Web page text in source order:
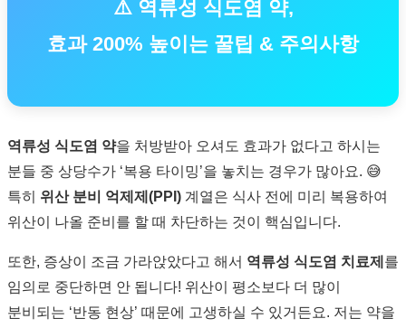
⚠️ 역류성 식도염 약,
효과 200% 높이는 꿀팁 & 주의사항
역류성 식도염 약을 처방받아 오셔도 효과가 없다고 하시는
분들 중 상당수가 ‘복용 타이밍’을 놓치는 경우가 많아요. 😅
특히 위산 분비 억제제(PPI) 계열은 식사 전에 미리 복용하여
위산이 나올 준비를 할 때 차단하는 것이 핵심입니다.
또한, 증상이 조금 가라앉았다고 해서 역류성 식도염 치료제 를
임의로 중단하면 안 됩니다! 위산이 평소보다 더 많이
분비되는 ‘반동 현상’ 때문에 고생하실 수 있거든요. 저는 약을